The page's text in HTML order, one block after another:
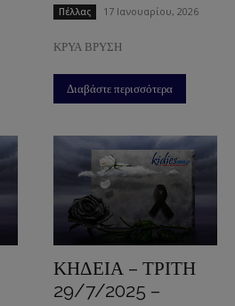
Πέλλας 17 Ιανουαρίου, 2026
ΚΡΥΑ ΒΡΥΣΗ
Διαβάστε περισσότερα
ΚΗΔΕΙΑ – ΤΡΙΤΗ
29/7/2025 –